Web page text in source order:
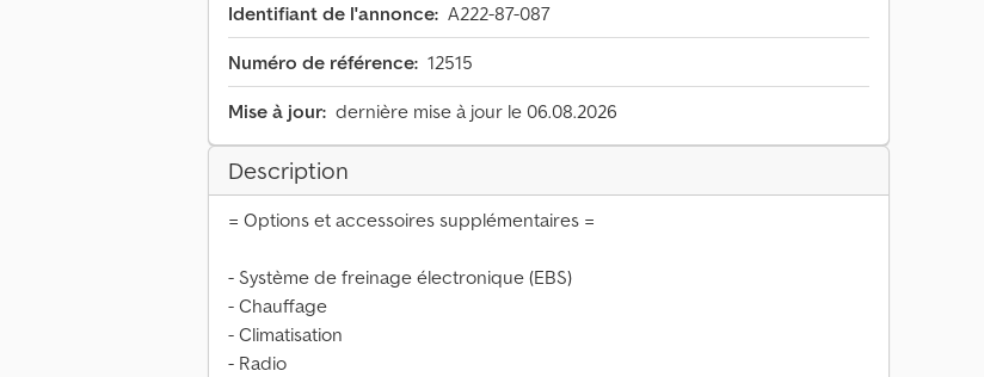
Identifiant de l'annonce: A222-87-087
Numéro de référence: 12515
Mise à jour: dernière mise à jour le 06.08.2026
Description
= Options et accessoires supplémentaires =
- Système de freinage électronique (EBS)
- Chauffage
- Climatisation
- Radio